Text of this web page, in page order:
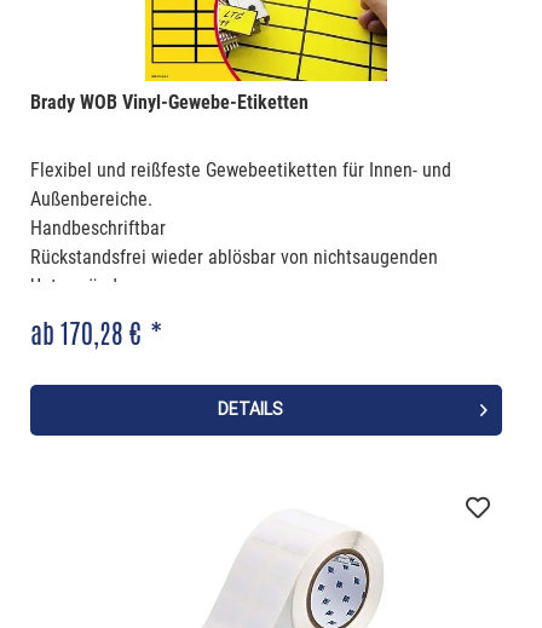
Brady WOB Vinyl-Gewebe-Etiketten
Flexibel und reißfeste Gewebeetiketten für Innen- und
Außenbereiche.
Handbeschriftbar
Rückstandsfrei wieder ablösbar von nichtsaugenden
Untergründen.
ab 170,28 € *
DETAILS